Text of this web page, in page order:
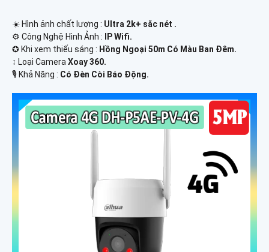
☀️ Hình ảnh chất lượng : Ultra 2k+ sắc nét .
⚙ Công Nghệ Hình Ảnh :
IP Wifi.
✪ Khi xem thiếu sáng : Hồng Ngoại 50m Có Màu Ban Ðêm.
↕️ Loại CameraXoay 360.
️🎙 Khả Năng : Có Ðèn Còi Báo Động.